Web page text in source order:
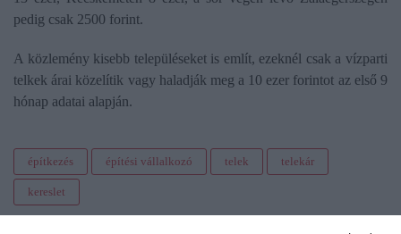
pedig csak 2500 forint.
A közlemény kisebb településeket is említ, ezeknél csak a vízparti
telkek árai közelítik vagy haladják meg a 10 ezer forintot az első 9
hónap adatai alapján.
építkezés építési vállalkozó telek telekár
kereslet